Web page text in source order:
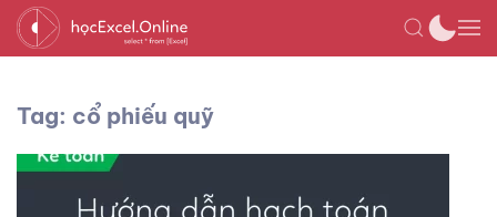
Tag: cổ phiếu quỹ